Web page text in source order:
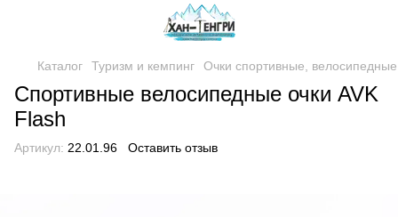
Каталог Туризм и кемпинг Очки спортивные, велосипедные
Спортивные велосипедные очки AVK
Flash
Артикул: 22.01.96 Оставить отзыв